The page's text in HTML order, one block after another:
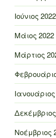
Ιούνιος 2022
Μάιος 2022
Μάρτιος
Νοέμβριος